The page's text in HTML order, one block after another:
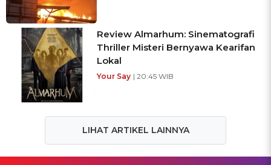
Review Almarhum: Sinematografi
Thriller Misteri Bernyawa Kearifan
Lokal
Your Say | 20:45 WIB
LIHAT ARTIKEL LAINNYA